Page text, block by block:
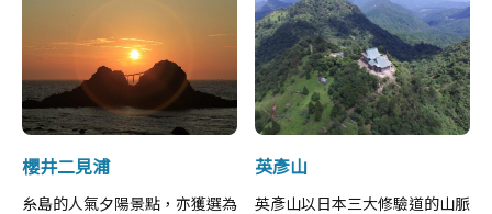
櫻井二見浦
糸島的人氣夕陽景點，亦獲選為
英彥山
英彥山以日本三大修驗道的山脈